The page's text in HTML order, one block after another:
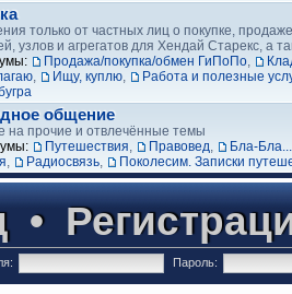
только от частных лиц о покупке,
узлов и агрегатов для Хендай Старекс, а
Продажа/покупка/обмен ГиПоПо,
, Ищу, куплю,
Работа и полезные
общение
на прочие и отвлечённые темы
Путешествия, Правовед,
Бла-Бла...
, Радиосвязь, Поколесим. Записки
•
Пароль: